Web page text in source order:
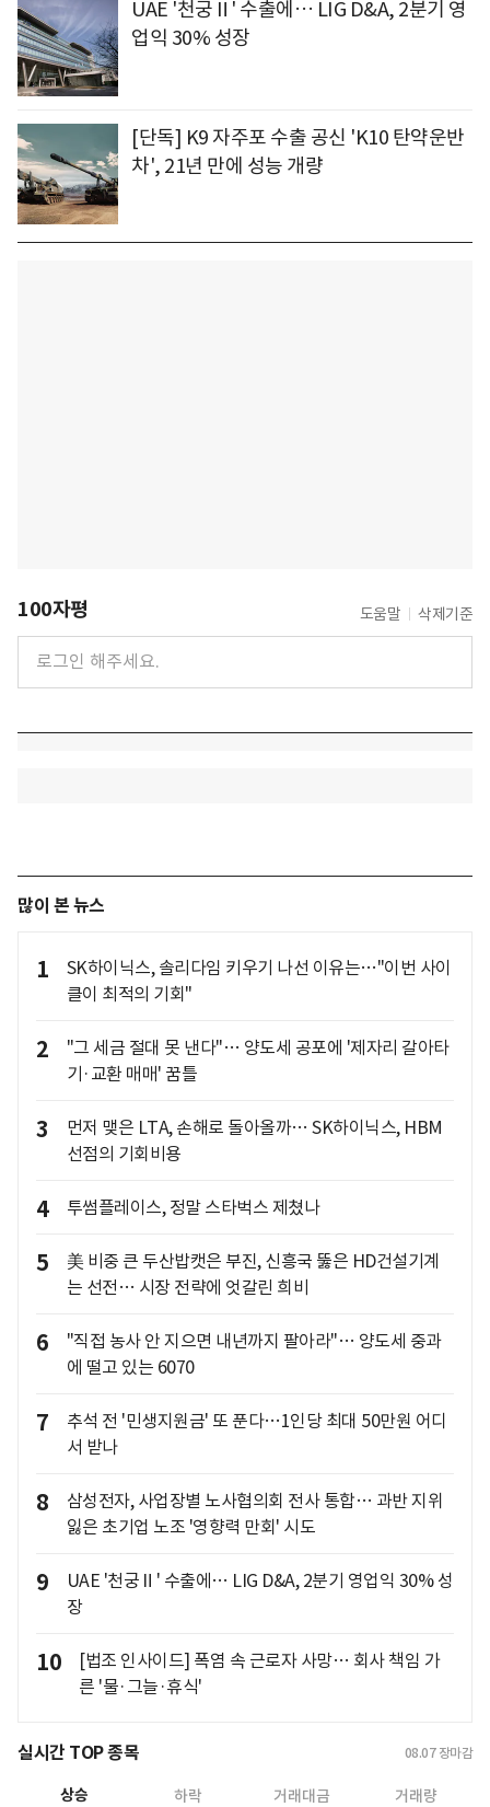
UAE '천궁Ⅱ' 수출에… LIG D&A, 2분기 영
업익 30% 성장
[단독] K9 자주포 수출 공신 'K10 탄약운반
차', 21년 만에 성능 개량
100자평 도움말 삭제기준
많이 본 뉴스
1
SK하이닉스, 솔리다임 키우기 나선 이유는…"이번 사이
클이 최적의 기회"
2
"그 세금 절대 못 낸다"… 양도세 공포에 '제자리 갈아타
기·교환 매매' 꿈틀
3
먼저 맺은 LTA, 손해로 돌아올까… SK하이닉스, HBM
선점의 기회비용
4 투썸플레이스, 정말 스타벅스 제쳤나
5
美 비중 큰 두산밥캣은 부진, 신흥국 뚫은 HD건설기계
는 선전… 시장 전략에 엇갈린 희비
6
"직접 농사 안 지으면 내년까지 팔아라"… 양도세 중과
에 떨고 있는 6070
7
추석 전 '민생지원금' 또 푼다…1인당 최대 50만원 어디
서 받나
8
삼성전자, 사업장별 노사협의회 전사 통합… 과반 지위
잃은 초기업 노조 '영향력 만회' 시도
9
UAE '천궁Ⅱ' 수출에… LIG D&A, 2분기 영업익 30% 성
장
10
[법조 인사이드] 폭염 속 근로자 사망… 회사 책임 가
른 '물·그늘·휴식'
실시간 TOP 종목 08.07 장마감
상승 하락 거래대금 거래량